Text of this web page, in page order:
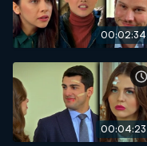
00:02:34
00:04:23